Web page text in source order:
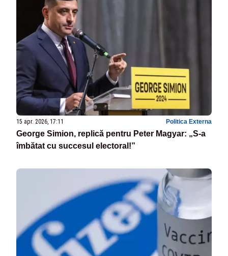
15 apr. 2026, 17:11 Politica Externa
George Simion, replică pentru Peter Magyar: „S-a
îmbătat cu succesul electoral!”